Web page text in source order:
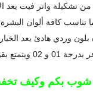
واتر فيت يعد الأفضل
تناسب كافة ألوان البشرة
وردي هادئ يعد الخيار
لا يسبب الانزعاج.
شوب بكم وكيف